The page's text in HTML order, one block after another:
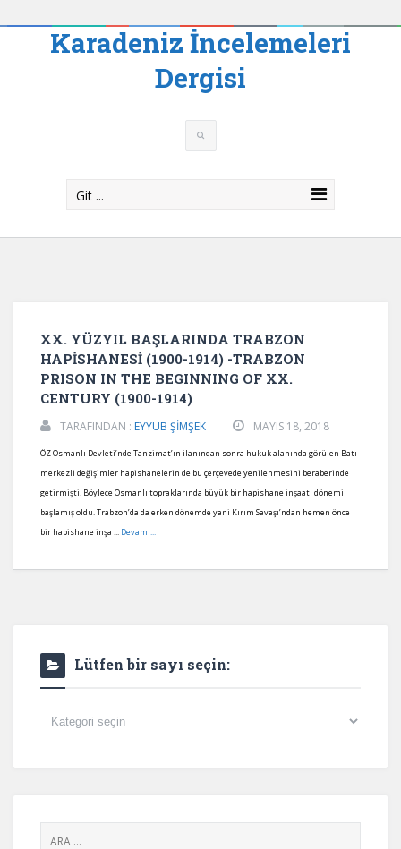
Karadeniz İncelemeleri
Dergisi
Git ...
XX. YÜZYIL BAŞLARINDA TRABZON
HAPİSHANESİ (1900-1914) -TRABZON
PRISON IN THE BEGINNING OF XX.
CENTURY (1900-1914)
TARAFINDAN : EYYUB ŞİMŞEK MAYIS 18, 2018
ÖZ Osmanlı Devleti’nde Tanzimat’ın ilanından sonra hukuk alanında görülen Batı
merkezli değişimler hapishanelerin de bu çerçevede yenilenmesini beraberinde
getirmişti. Böylece Osmanlı topraklarında büyük bir hapishane inşaatı dönemi
başlamış oldu. Trabzon’da da erken dönemde yani Kırım Savaşı’ndan hemen önce
bir hapishane inşa ... Devamı...
Lütfen bir sayı seçin:
Lütfen